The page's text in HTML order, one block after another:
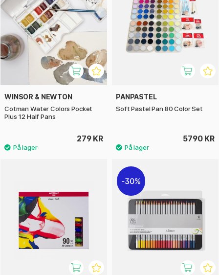
WINSOR & NEWTON
Cotman Water Colors Pocket
Plus 12 Half Pans
279 KR
PANPASTEL
Soft Pastel Pan 80 Color Set
5790 KR
30%